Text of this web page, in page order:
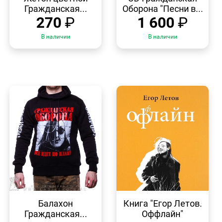
Гражданская...
270 ₽
В наличии
Оборона "Песни в...
1 600 ₽
В наличии
ПРОСМОТР
Балахон
Гражданская...
ПРОСМОТР
Книга "Егор Летов.
Оффлайн"